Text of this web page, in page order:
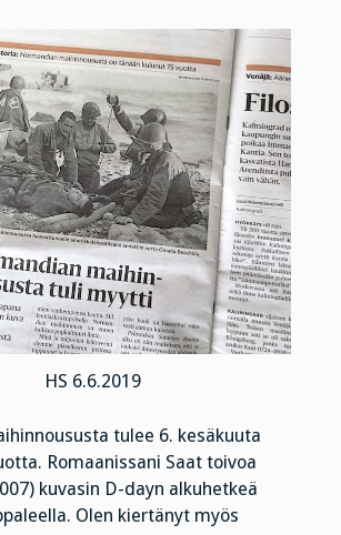
HS 6.6.2019
tulee 6. kesäkuuta
Romaanissani Saat toivoa
kuvasin D-dayn alkuhetkeä
Olen kiertänyt myös